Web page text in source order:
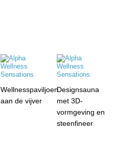
Wellnesspaviljoen
aan de vijver
Designsauna
met 3D-
vormgeving en
steenfineer